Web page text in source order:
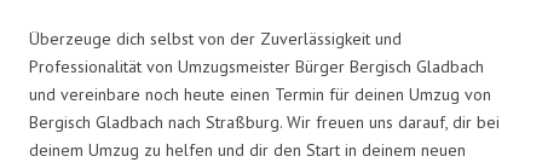
Überzeuge dich selbst von der Zuverlässigkeit und
Professionalität von Umzugsmeister Bürger Bergisch Gladbach
und vereinbare noch heute einen Termin für deinen Umzug von
Bergisch Gladbach nach Straßburg. Wir freuen uns darauf, dir bei
deinem Umzug zu helfen und dir den Start in deinem neuen